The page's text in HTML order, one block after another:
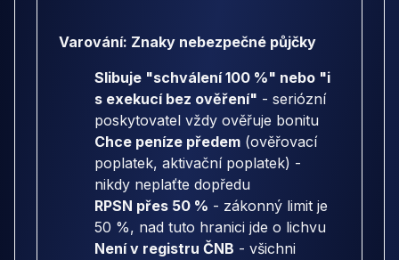
Varování: Znaky nebezpečné půjčky
Slibuje "schválení 100 %" nebo "i
s exekucí bez ověření" - seriózní
poskytovatel vždy ověřuje bonitu
Chce peníze předem (ověřovací
poplatek, aktivační poplatek) -
nikdy neplaťte dopředu
RPSN přes 50 % - zákonný limit je
50 %, nad tuto hranici jde o lichvu
Není v registru ČNB - všichni